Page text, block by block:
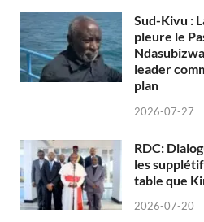
Sud-Kivu :
pleure le
leader
plan
2026-07-27
RDC:
les
table que
2026-07-20